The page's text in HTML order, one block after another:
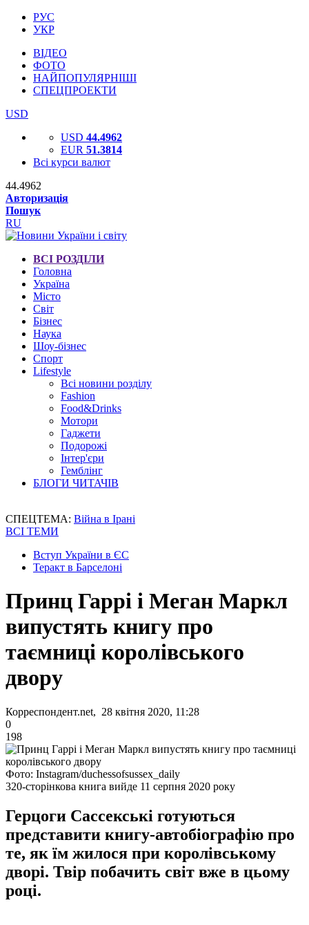
РУС
УКР
ВІДЕО
ФОТО
НАЙПОПУЛЯРНІШІ
СПЕЦПРОЕКТИ
USD
USD 44.4962
EUR 51.3814
Всі курси валют
44.4962
Авторизація
Пошук
RU
ВСІ РОЗДІЛИ
Головна
Україна
Місто
Світ
Бізнес
Наука
Шоу-бізнес
Спорт
Lifestyle
Всі новини розділу
Fashion
Food&Drinks
Мотори
Гаджети
Подорожі
Інтер'єри
Гемблінг
БЛОГИ ЧИТАЧІВ
СПЕЦТЕМА: Війна в Ірані
ВСІ ТЕМИ
Вступ України в ЄС
Теракт в Барселоні
Принц Гаррі і Меган Маркл
випустять книгу про
таємниці королівського
двору
Корреспондент.net, 28 квітня 2020, 11:28
0
198
Фото: Instagram/duchessofsussex_daily
320-сторінкова книга вийде 11 серпня 2020 року
Герцоги Сассекські готуються
представити книгу-автобіографію про
те, як їм жилося при королівському
дворі. Твір побачить світ вже в цьому
році.